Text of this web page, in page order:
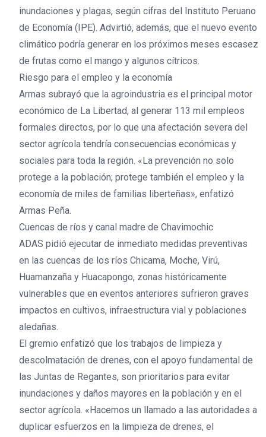
inundaciones y plagas, según cifras del Instituto Peruano
de Economía (IPE). Advirtió, además, que el nuevo evento
climático podría generar en los próximos meses escasez
de frutas como el mango y algunos cítricos.
Riesgo para el empleo y la economía
Armas subrayó que la agroindustria es el principal motor
económico de La Libertad, al generar 113 mil empleos
formales directos, por lo que una afectación severa del
sector agrícola tendría consecuencias económicas y
sociales para toda la región. «La prevención no solo
protege a la población; protege también el empleo y la
economía de miles de familias liberteñas», enfatizó
Armas Peña.
Cuencas de ríos y canal madre de Chavimochic
ADAS pidió ejecutar de inmediato medidas preventivas
en las cuencas de los ríos Chicama, Moche, Virú,
Huamanzaña y Huacapongo, zonas históricamente
vulnerables que en eventos anteriores sufrieron graves
impactos en cultivos, infraestructura vial y poblaciones
aledañas.
El gremio enfatizó que los trabajos de limpieza y
descolmatación de drenes, con el apoyo fundamental de
las Juntas de Regantes, son prioritarios para evitar
inundaciones y daños mayores en la población y en el
sector agrícola. «Hacemos un llamado a las autoridades a
duplicar esfuerzos en la limpieza de drenes, el